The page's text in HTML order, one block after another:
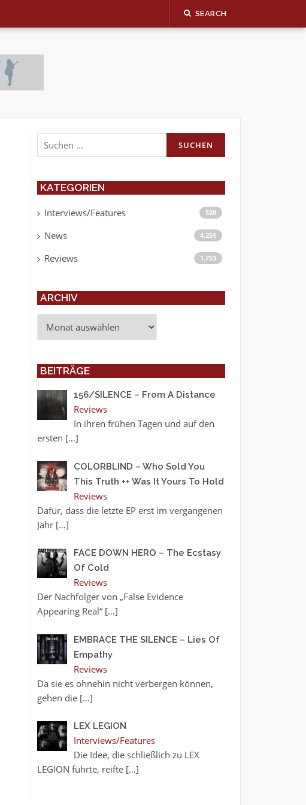
SEARCH
Suchen
nach:
KATEGORIEN
Interviews/Features 520
News 4.251
Reviews 1.753
ARCHIV
BEITRÄGE
156/SILENCE – From A Distance
Reviews
In ihren frühen Tagen und auf den
ersten […]
COLORBLIND – Who Sold You
This Truth ++ Was It Yours To Hold
Reviews
Dafür, dass die letzte EP erst im vergangenen
Jahr […]
FACE DOWN HERO – The Ecstasy
Of Cold
Reviews
Der Nachfolger von „False Evidence
Appearing Real“ […]
EMBRACE THE SILENCE – Lies Of
Empathy
Reviews
Da sie es ohnehin nicht verbergen können,
gehen die […]
LEX LEGION
Interviews/Features
Die Idee, die schließlich zu LEX
LEGION führte, reifte […]